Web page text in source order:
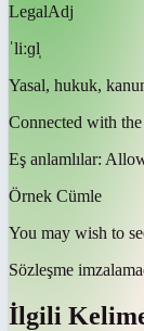
LegalAdj
ˈliːɡl̩
Yasal, hukuk,
Connected with
Eş anlamlılar:
Örnek Cümle
You may wish to
Sözleşme
İlgili